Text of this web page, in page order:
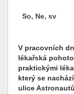
So, Ne, sv
V pracovních
lékařská
praktickými
který se
ulice